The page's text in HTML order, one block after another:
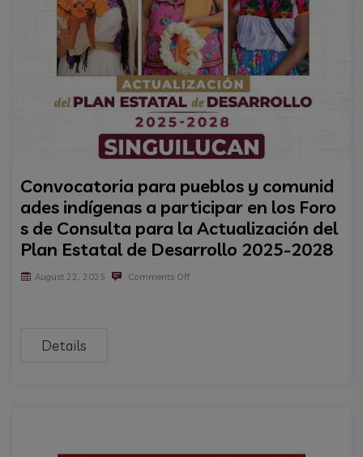
Convocatoria para pueblos y comunid
ades indígenas a participar en los Foro
s de Consulta para la Actualización del
Plan Estatal de Desarrollo 2025-2028
August 22, 2025 Comments Off
Details